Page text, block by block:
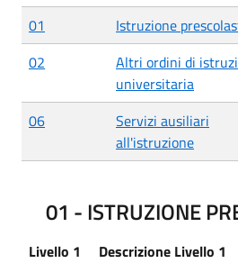
01
Istruzione
02
Altri ordini di
universitaria
06
Servizi ausiliari
all'istruzione
01 - ISTRUZIONE
Livello 1 Descrizione Livello 1